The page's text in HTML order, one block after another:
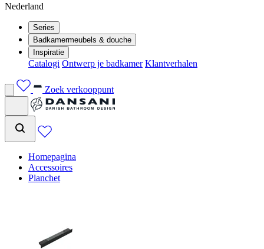
Nederland
Series
Badkamermeubels & douche
Inspiratie
Catalogi Ontwerp je badkamer Klantverhalen
Zoek verkooppunt
Homepagina
Accessoires
Planchet